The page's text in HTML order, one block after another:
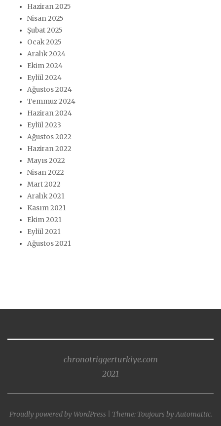
Haziran 2025
Nisan 2025
Şubat 2025
Ocak 2025
Aralık 2024
Ekim 2024
Eylül 2024
Ağustos 2024
Temmuz 2024
Haziran 2024
Eylül 2023
Ağustos 2022
Haziran 2022
Mayıs 2022
Nisan 2022
Mart 2022
Aralık 2021
Kasım 2021
Ekim 2021
Eylül 2021
Ağustos 2021
chronotriggerturkiye.com
2021
Proudly powered by WordPress Theme: Toujours byAutomattic.